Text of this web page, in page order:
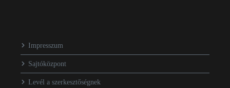
Impresszum
Sajtóközpont
Levél a szerkesztőségnek